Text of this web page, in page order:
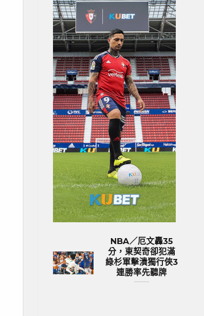
NBA／厄文轟35
分，東契奇卻犯滿
綠杉軍擊潰獨行俠3
連勝率先聽牌